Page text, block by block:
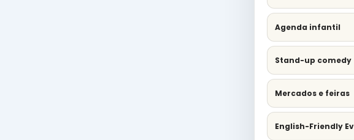
Agenda infantil
Stand-up comedy
Mercados e feiras
English-Friendly